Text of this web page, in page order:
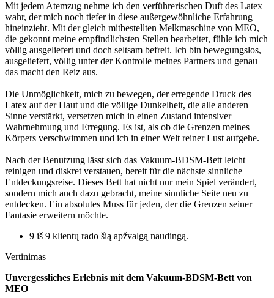
Mit jedem Atemzug nehme ich den verführerischen Duft des Latex
wahr, der mich noch tiefer in diese außergewöhnliche Erfahrung
hineinzieht. Mit der gleich mitbestellten Melkmaschine von MEO,
die gekonnt meine empfindlichsten Stellen bearbeitet, fühle ich mich
völlig ausgeliefert und doch seltsam befreit. Ich bin bewegungslos,
ausgeliefert, völlig unter der Kontrolle meines Partners und genau
das macht den Reiz aus.
Die Unmöglichkeit, mich zu bewegen, der erregende Druck des
Latex auf der Haut und die völlige Dunkelheit, die alle anderen
Sinne verstärkt, versetzen mich in einen Zustand intensiver
Wahrnehmung und Erregung. Es ist, als ob die Grenzen meines
Körpers verschwimmen und ich in einer Welt reiner Lust aufgehe.
Nach der Benutzung lässt sich das Vakuum-BDSM-Bett leicht
reinigen und diskret verstauen, bereit für die nächste sinnliche
Entdeckungsreise. Dieses Bett hat nicht nur mein Spiel verändert,
sondern mich auch dazu gebracht, meine sinnliche Seite neu zu
entdecken. Ein absolutes Muss für jeden, der die Grenzen seiner
Fantasie erweitern möchte.
9 iš 9 klientų rado šią apžvalgą naudingą.
Vertinimas
Unvergessliches Erlebnis mit dem Vakuum-BDSM-Bett von
MEO